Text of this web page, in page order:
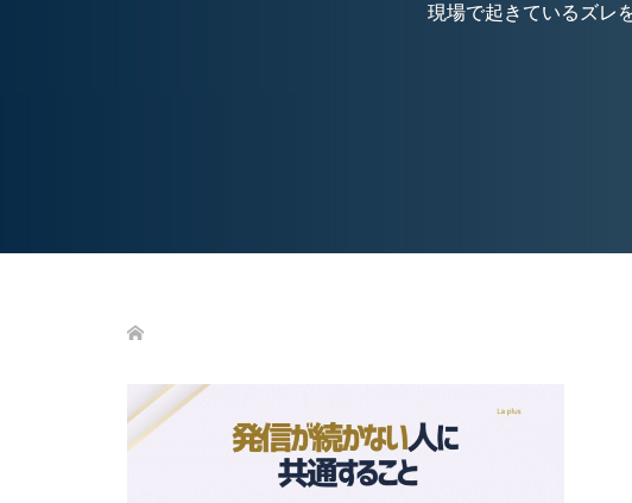
現場で起きているズレ